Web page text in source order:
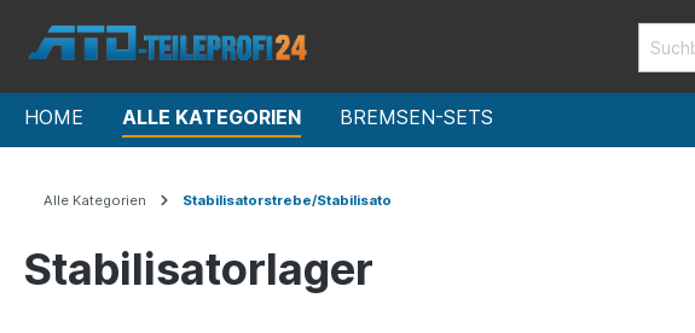
HOME ALLE KATEGORIEN BREMSEN-SETS
Alle Kategorien Stabilisatorstrebe/Stabilisato
Stabilisatorlager